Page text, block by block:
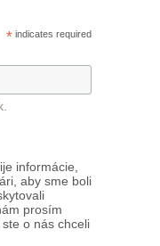
* indicates required
informácie,
aby sme boli
prosím
o nás chceli